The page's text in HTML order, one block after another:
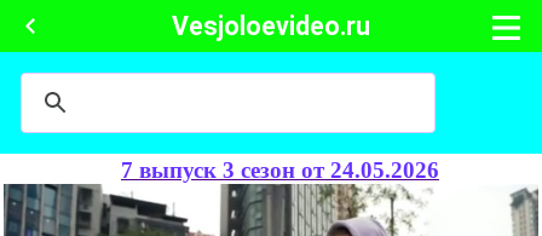
Vesjoloevideo.ru
7 выпуск 3 сезон от 24.05.2026